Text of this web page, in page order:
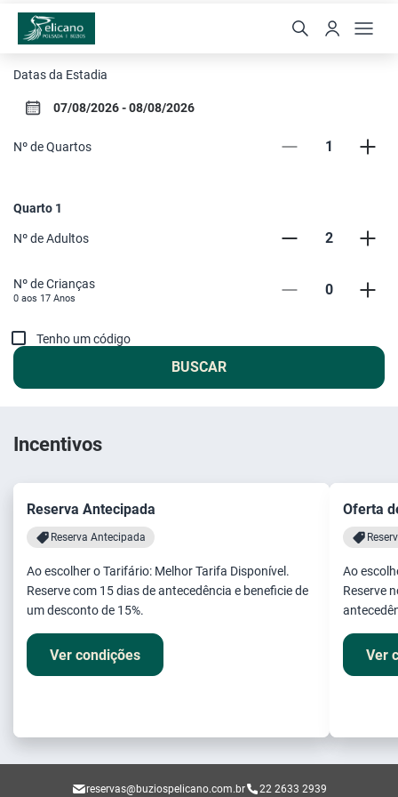
Pousada Pelicano
Datas da Estadia
Nº de Quartos 1
Quarto 1
Nº de Adultos 2
Nº de Crianças
0 aos 17 Anos 0
Tenho um código
BUSCAR
Incentivos
Reserva Antecipada
Reserva Antecipada
Ao escolher o Tarifário: Melhor Tarifa Disponível.
Reserve com 15 dias de antecedência e beneficie de
um desconto de 15%.
Ver condições
Oferta
Ao
Reserve
Ver
reservas@buziospelicano.com.br 22 2633 2939